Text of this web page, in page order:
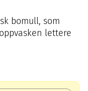
bomull, som
lettere